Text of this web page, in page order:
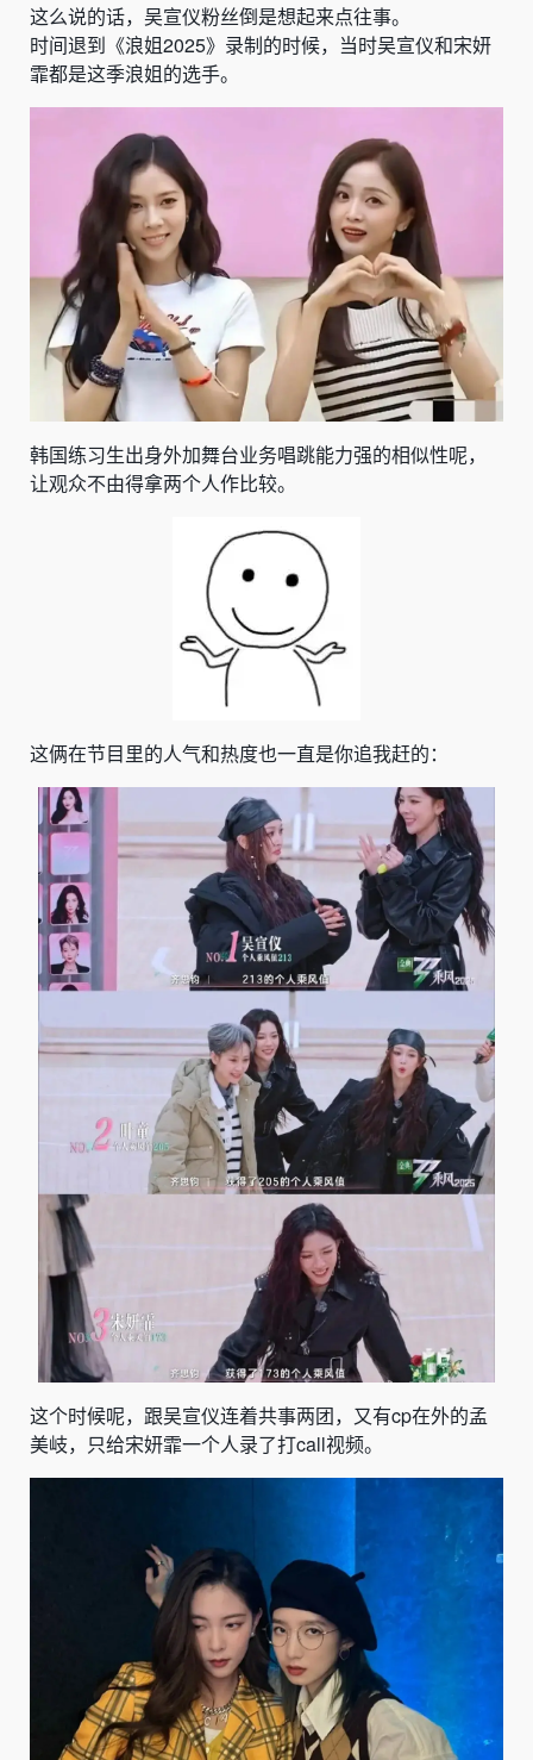
这么说的话，吴宣仪粉丝倒是想起来点往事。
时间退到《浪姐2025》录制的时候，当时吴宣仪和宋妍
霏都是这季浪姐的选手。
韩国练习生出身外加舞台业务唱跳能力强的相似性呢，
让观众不由得拿两个人作比较。
这俩在节目里的人气和热度也一直是你追我赶的：
这个时候呢，跟吴宣仪连着共事两团，又有cp在外的孟
美岐，只给宋妍霏一个人录了打call视频。